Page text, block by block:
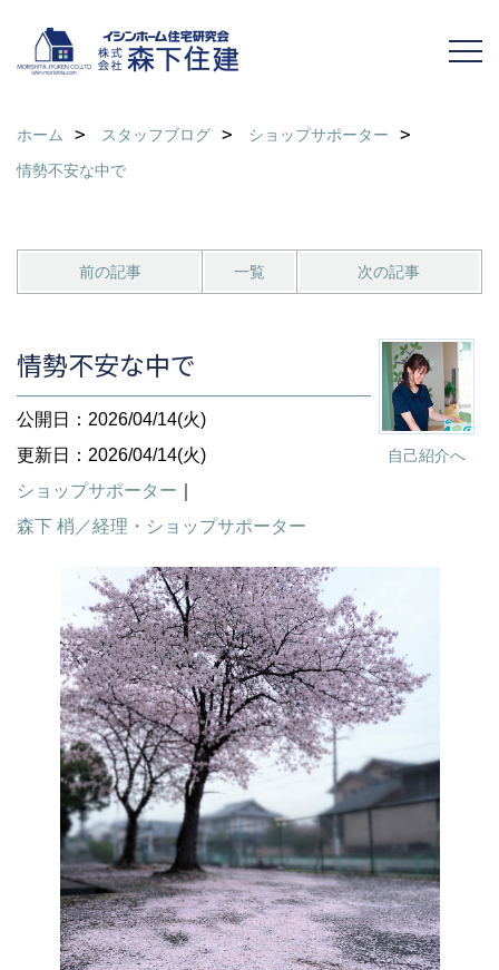
ホーム スタッフブログ
ショップサポーター
情勢不安な中で
前の記事 一覧 次の記事
自己紹介へ
情勢不安な中で
公開日：2026/04/14(火)
更新日：2026/04/14(火)
ショップサポーター
森下 梢／経理・ショップサポーター